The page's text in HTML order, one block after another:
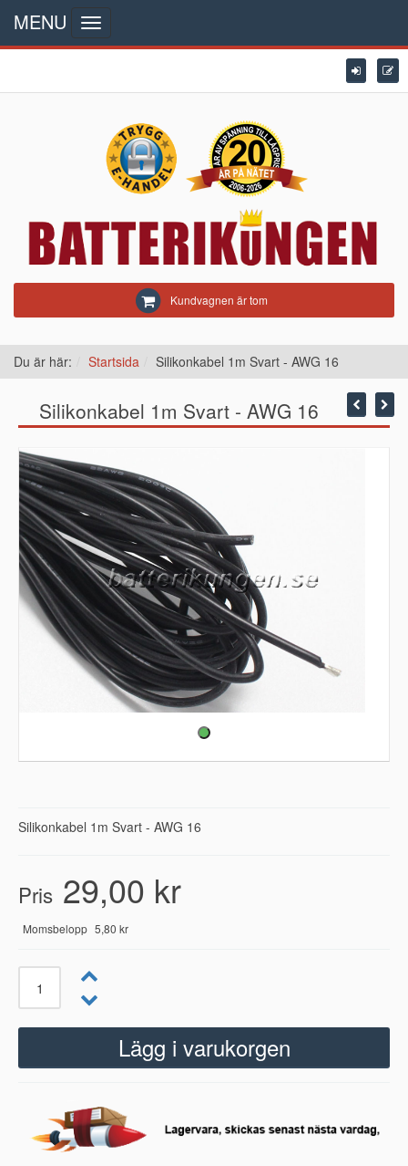
Kundvagnen är tom
MENU
Toggle
navigation
Du är här: Startsida Silikonkabel 1m Svart - AWG 16
Silikonkabel 1m Svart - AWG 16
Silikonkabel 1m Svart - AWG 16
Pris 29,00 kr
Momsbelopp 5,80 kr